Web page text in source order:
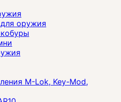
оружия
M-Lok, Key-Mod,